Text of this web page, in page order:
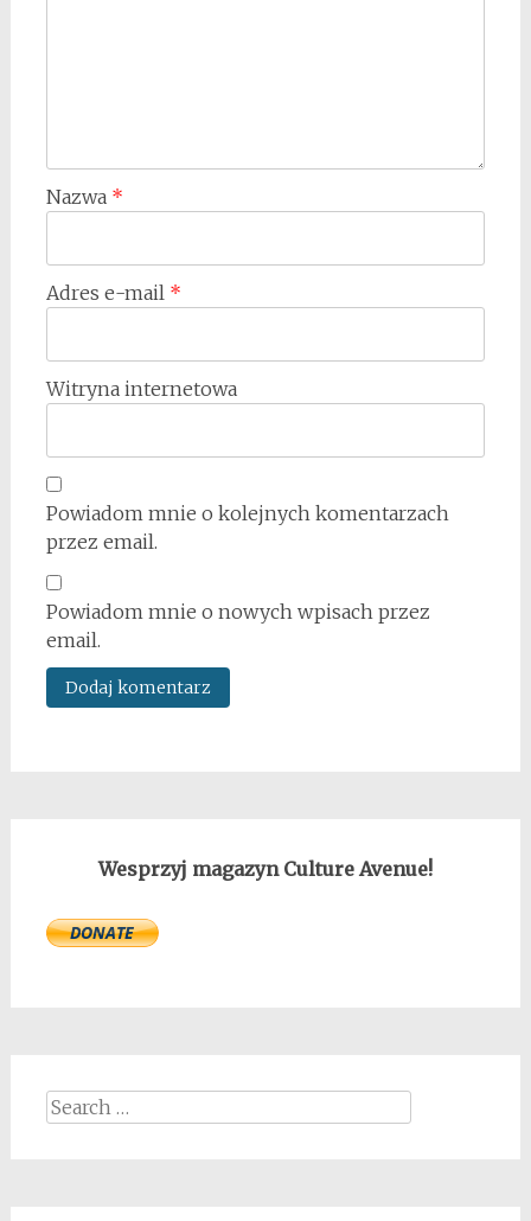
Nazwa *
Adres e-mail *
Witryna internetowa
Powiadom mnie o kolejnych komentarzach
przez email.
Powiadom mnie o nowych wpisach przez
email.
Wesprzyj magazyn Culture Avenue!
Search
for: